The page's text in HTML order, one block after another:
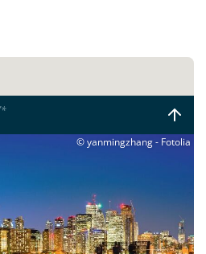
*
© yanmingzhang - Fotolia